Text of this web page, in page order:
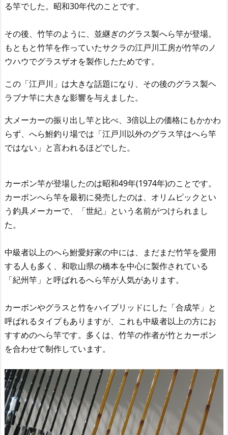
る竿でした。昭和30年代のことです。
その後、竹竿のように、並継ぎのグラス製へら竿が登場。
もともと竹竿を作っていたサクラの江戸川工房が竹竿のノ
ウハウでグラスザオを製作したためです。
この「江戸川」は大きな話題になり、その後のグラス製ヘ
ラブナ竿に大きな影響を与えました。
大メーカーの振り出し竿と比べ、3倍以上の価格にもかかわ
らず、へら鮒釣り場では「江戸川以外のグラス竿はへら竿
ではない」と言われるほどでした。
カーボン竿が登場したのは昭和49年(1974年)のことです。
カーボンへら竿を最初に発売したのは、オリムピックとい
う釣具メーカーで、「世紀」という名前がつけられまし
た。
中級者以上のへら鮒愛好家の中には、まだまだ竹竿を愛用
する人も多く、和歌山県の橋本を中心に製作されている
「紀州竿」と呼ばれるへら竿が人気があります。
カーボンやグラスと竹をハイブリッドにした「合成竿」と
呼ばれるタイプもありますが、これも中級者以上の方にお
すすめのへら竿です。多くは、竹竿の作者が竹とカーボン
を合わせて制作しています。